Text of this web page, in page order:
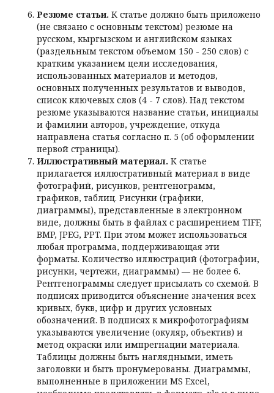
Резюме статьи. К статье должно быть приложено
(не связано с основным текстом) резюме на
русском, кыргызском и английском языках
(раздельным текстом объемом 150 - 250 слов) с
кратким указанием цели исследования,
использованных материалов и методов,
основных полученных результатов и выводов,
список ключевых слов (4 - 7 слов). Над текстом
резюме указываются название статьи, инициалы
и фамилии авторов, учреждение, откуда
направлена статья согласно п. 5 (об оформлении
первой страницы).
Иллюстративный материал. К статье
прилагается иллюстративный материал в виде
фотографий, рисунков, рентгенограмм,
графиков, таблиц. Рисунки (графики,
диаграммы), представленные в электронном
виде, должны быть в файлах с расширением TIFF,
BMP, JPEG, PPT. При этом может использоваться
любая программа, поддерживающая эти
форматы. Количество иллюстраций (фотографии,
рисунки, чертежи, диаграммы) — не более 6.
Рентгенограммы следует присылать со схемой. В
подписях приводится объяснение значения всех
кривых, букв, цифр и других условных
обозначений. В подписях к микрофотографиям
указываются увеличение (окуляр, объектив) и
метод окраски или импрегнации материала.
Таблицы должны быть наглядными, иметь
заголовки и быть пронумерованы. Диаграммы,
выполненные в приложении MS Excel,